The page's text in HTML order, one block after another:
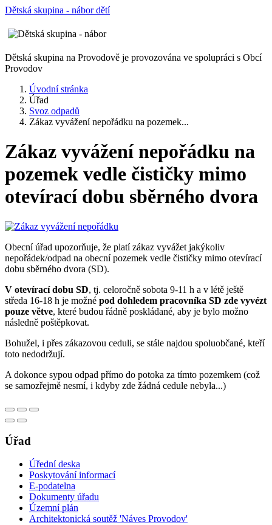
Dětská skupina - nábor dětí
Dětská skupina na Provodově je provozována ve spolupráci s Obcí
Provodov
Úvodní stránka
Úřad
Svoz odpadů
Zákaz vyvážení nepořádku na pozemek...
Zákaz vyvážení nepořádku na
pozemek vedle čističky mimo
otevírací dobu sběrného dvora
Obecní úřad upozorňuje, že platí zákaz vyvážet jakýkoliv
nepořádek/odpad na obecní pozemek vedle čističky mimo otevírací
dobu sběrného dvora (SD).
V otevírací dobu SD, tj. celoročně sobota 9-11 h a v létě ještě
středa 16-18 h je možné pod dohledem pracovníka SD zde vyvézt
pouze větve, které budou řádně poskládané, aby je bylo možno
následně poštěpkovat.
Bohužel, i přes zákazovou ceduli, se stále najdou spoluobčané, kteří
toto nedodržují.
A dokonce sypou odpad přímo do potoka za tímto pozemkem (což
se samozřejmě nesmí, i kdyby zde žádná cedule nebyla...)
Úřad
Úřední deska
Poskytování informací
E-podatelna
Dokumenty úřadu
Územní plán
Architektonická soutěž 'Náves Provodov'